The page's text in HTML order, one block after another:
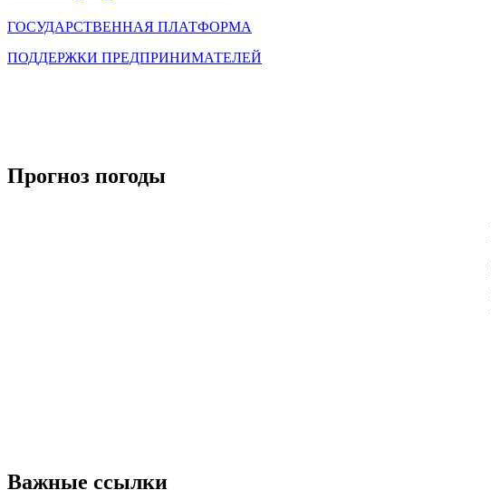
ГОСУДАРСТВЕННАЯ ПЛАТФОРМА
ПОДДЕРЖКИ ПРЕДПРИНИМАТЕЛЕЙ
Прогноз погоды
Важные ссылки